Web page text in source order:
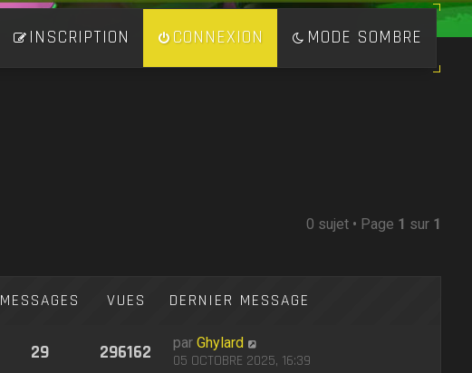
MODE SOMBRE
CONNEXION
INSCRIPTION
0 sujet • Page 1 sur 1
MESSAGES VUES DERNIER MESSAGE
29 296162 parGhylard
05 OCTOBRE 2025, 16:39